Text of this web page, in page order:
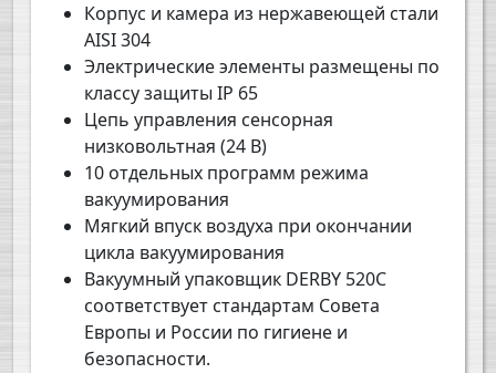
Корпус и камера из нержавеющей стали
AISI 304
Электрические элементы размещены по
классу защиты IP 65
Цепь управления сенсорная
низковольтная (24 В)
10 отдельных программ режима
вакуумирования
Мягкий впуск воздуха при окончании
цикла вакуумирования
Вакуумный упаковщик DERBY 520C
соответствует стандартам Совета
Европы и России по гигиене и
безопасности.